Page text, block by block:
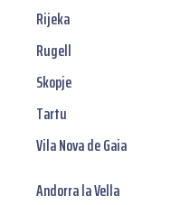
Rijeka
Rugell
Skopje
Tartu
Vila Nova de Gaia
Andorra la Vella